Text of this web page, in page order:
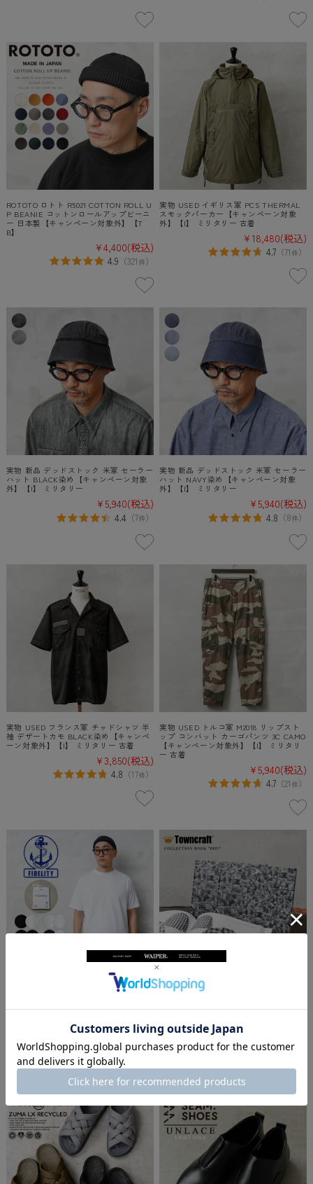
ROTOTO ロトト R5021 COTTON ROLL U
P BEANIE コットンロールアップビーニ
ー 日本製【キャンペーン対象外】【T
B】
¥4,400(税込)
4.9 （321件）
実物 USED イギリス軍 PCS THERMAL
スモックパーカー【キャンペーン対象
外】【I】 ミリタリー 古着
¥18,480(税込)
4.7 （71件）
実物 新品 デッドストック 米軍 セーラー
ハット BLACK染め【キャンペーン対象
外】【I】 ミリタリー
¥5,940(税込)
4.4（7件）
実物 新品 デッドストック 米軍 セーラー
ハット NAVY染め【キャンペーン対象
外】【I】 ミリタリー
¥5,940(税込)
4.8 （8件）
実物 USED フランス軍 チャドシャツ 半
袖 デザートカモ BLACK染め【キャンペ
ーン対象外】【I】 ミリタリー 古着
¥3,850(税込)
4.8 （17件）
実物 USED トルコ軍 M2018 リップスト
ップ コンバット カーゴパンツ 3C CAMO
【キャンペーン対象外】【I】 ミリタリ
ー 古着
¥5,940(税込)
4.7 （21件）
【即日出荷対応】FIDELITY フィデリテ
パック チューブ 半袖 Tシャツ 日本製
¥11,000(税込)
- （0件）
TOWN CRAFT タウンクラフト TL25F028
ョンブック【キャンペーン対象外】
4.8（5件